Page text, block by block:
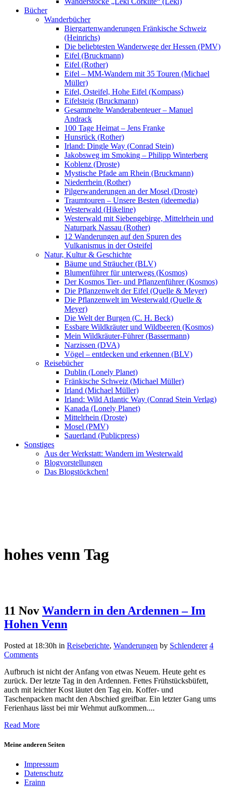
Bücher
Wanderbücher
Biergartenwanderungen Fränkische Schweiz
(Heinrichs)
Die beliebtesten Wanderwege der Hessen (PMV)
Eifel (Bruckmann)
Eifel (Rother)
Eifel – MM-Wandern mit 35 Touren (Michael
Müller)
Eifel, Osteifel, Hohe Eifel (Kompass)
Eifelsteig (Bruckmann)
Gesammelte Wanderabenteuer – Manuel
Andrack
100 Tage Heimat – Jens Franke
Hunsrück (Rother)
Irland: Dingle Way (Conrad Stein)
Jakobsweg im Smoking – Philipp Winterberg
Koblenz (Droste)
Mystische Pfade am Rhein (Bruckmann)
Niederrhein (Rother)
Pilgerwanderungen an der Mosel (Droste)
Traumtouren – Unsere Besten (ideemedia)
Westerwald (Hikeline)
Westerwald mit Siebengebirge, Mittelrhein und
Naturpark Nassau (Rother)
12 Wanderungen auf den Spuren des
Vulkanismus in der Osteifel
Natur, Kultur & Geschichte
Bäume und Sträucher (BLV)
Blumenführer für unterwegs (Kosmos)
Der Kosmos Tier- und Pflanzenführer (Kosmos)
Die Pflanzenwelt der Eifel (Quelle & Meyer)
Die Pflanzenwelt im Westerwald (Quelle &
Meyer)
Die Welt der Burgen (C. H. Beck)
Essbare Wildkräuter und Wildbeeren (Kosmos)
Mein Wildkräuter-Führer (Bassermann)
Narzissen (DVA)
Vögel – entdecken und erkennen (BLV)
Reisebücher
Dublin (Lonely Planet)
Fränkische Schweiz (Michael Müller)
Irland (Michael Müller)
Irland: Wild Atlantic Way (Conrad Stein Verlag)
Kanada (Lonely Planet)
Mittelrhein (Droste)
Mosel (PMV)
Sauerland (Publicpress)
Sonstiges
Aus der Werkstatt: Wandern im Westerwald
Blogvorstellungen
Das Blogstöckchen!
hohes venn Tag
11 Nov Wandern in den Ardennen – Im
Hohen Venn
Posted at 18:30h in Reiseberichte, Wanderungen by Schlenderer 4
Comments
Aufbruch ist nicht der Anfang von etwas Neuem. Heute geht es
zurück. Der letzte Tag in den Ardennen. Fettes Frühstücksbüfett,
auch mit leichter Kost läutet den Tag ein. Koffer- und
Taschenpacken macht den Abschied greifbar. Ein letzter Gang ums
Ferienhaus lässt bei mir Wehmut aufkommen....
Read More
Meine anderen Seiten
Impressum
Datenschutz
Erainn